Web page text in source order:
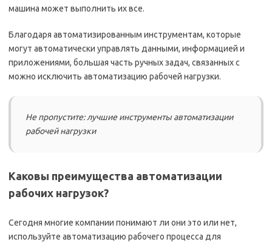
машина может выполнить их все.
Благодаря автоматизированным инструментам, которые
могут автоматически управлять данными, информацией и
приложениями, большая часть ручных задач, связанных с
можно исключить автоматизацию рабочей нагрузки.
Не пропустите: лучшие инструменты автоматизации
рабочей нагрузки
Каковы преимущества автоматизации
рабочих нагрузок?
Сегодня многие компании понимают ли они это или нет,
используйте автоматизацию рабочего процесса для